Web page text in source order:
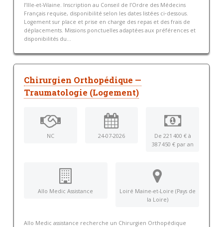
l’Ille-et-Vilaine. Inscription au Conseil de l’Ordre des Médecins
Français requise, disponibilité selon les dates listées ci‑dessous.
Logement sur place et prise en charge des repas et des frais de
déplacements. Missions ponctuelles adaptées aux préférences et
disponibilités du...
Chirurgien Orthopédique —
Traumatologie (Logement)
NC 24-07-2026
De 221 400 € à
387 450 € par an
Allo Medic Assistance
Loiré Maine-et-Loire (Pays de
la Loire)
Allo Medic assistance recherche un Chirurgien Orthopédique